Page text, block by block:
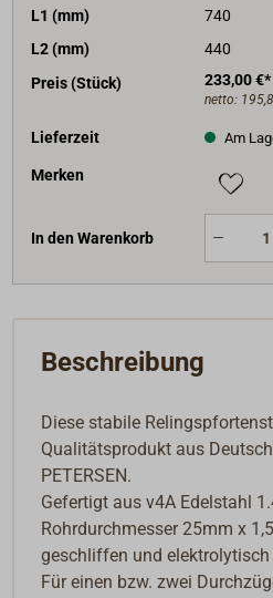
L1 (mm)
740
L2 (mm)
440
Preis (Stück)
233,00 €*
netto:
Lieferzeit Am
Merken
In den Warenkorb
Beschreibung
Diese stabile
Qualitätsprodukt aus
PETERSEN.
Gefertigt aus v4A Edelstahl
Rohrdurchmesser 25mm x
geschliffen und elektrolytisch
Für einen bzw. zwei